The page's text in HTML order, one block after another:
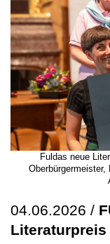
Fuldas neue
04.06.2026 /
Literaturpreis